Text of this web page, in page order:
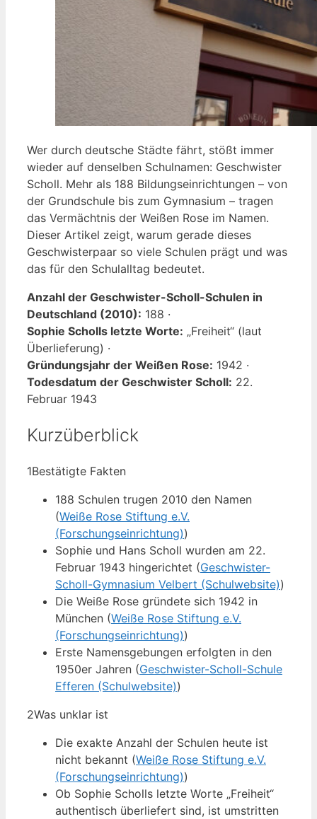
Wer durch deutsche Städte fährt, stößt immer
wieder auf denselben Schulnamen: Geschwister
Scholl. Mehr als 188 Bildungseinrichtungen – von
der Grundschule bis zum Gymnasium – tragen
das Vermächtnis der Weißen Rose im Namen.
Dieser Artikel zeigt, warum gerade dieses
Geschwisterpaar so viele Schulen prägt und was
das für den Schulalltag bedeutet.
Anzahl der Geschwister-Scholl-Schulen in
Deutschland (2010): 188 ·
Sophie Scholls letzte Worte: „Freiheit“ (laut
Überlieferung) ·
Gründungsjahr der Weißen Rose: 1942 ·
Todesdatum der Geschwister Scholl: 22.
Februar 1943
Kurzüberblick
1Bestätigte Fakten
188 Schulen trugen 2010 den Namen
(Weiße Rose Stiftung e.V.
(Forschungseinrichtung))
Sophie und Hans Scholl wurden am 22.
Februar 1943 hingerichtet (Geschwister-
Scholl-Gymnasium Velbert (Schulwebsite))
Die Weiße Rose gründete sich 1942 in
München (Weiße Rose Stiftung e.V.
(Forschungseinrichtung))
Erste Namensgebungen erfolgten in den
1950er Jahren (Geschwister-Scholl-Schule
Efferen (Schulwebsite))
2Was unklar ist
Die exakte Anzahl der Schulen heute ist
nicht bekannt (Weiße Rose Stiftung e.V.
(Forschungseinrichtung))
Ob Sophie Scholls letzte Worte „Freiheit“
authentisch überliefert sind, ist umstritten